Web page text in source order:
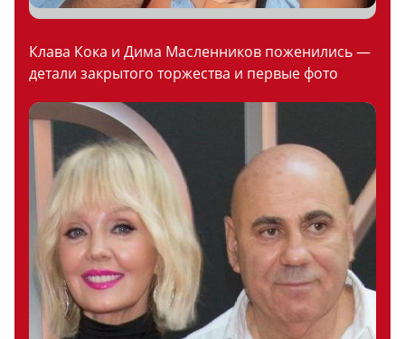
Клава Кока и Дима Масленников поженились —
детали закрытого торжества и первые фото